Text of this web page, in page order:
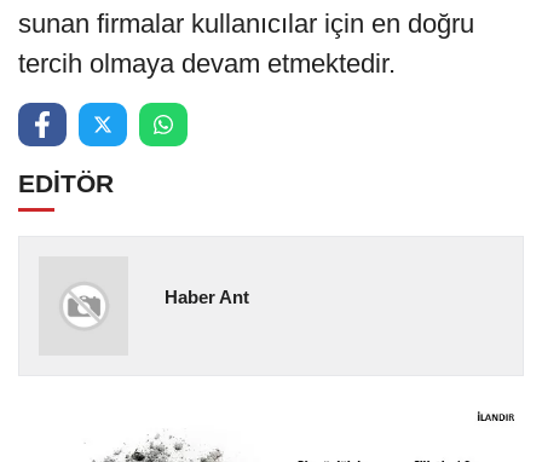
sunan firmalar kullanıcılar için en doğru
tercih olmaya devam etmektedir.
EDİTÖR
Haber Ant